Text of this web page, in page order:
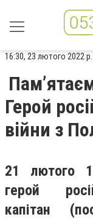
16:30, 23 лютого 2022 р.
Герой
війни з
21 лютого
герой
капітан